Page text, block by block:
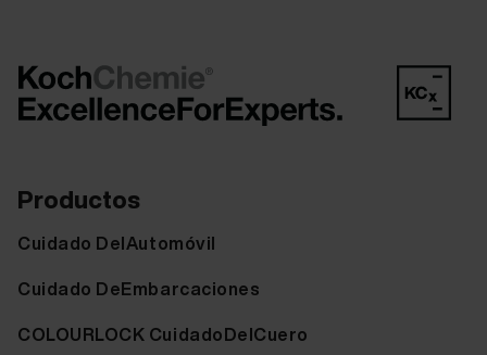
Productos
Cuidado DelAutomóvil
Cuidado DeEmbarcaciones
COLOURLOCK CuidadoDelCuero